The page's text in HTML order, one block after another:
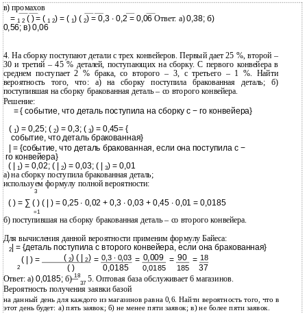
в) промахов
=1 2 ( ) = (1 2) = ( 1) ( 2) = 0,3 ∙ 0,2 = 0,06Ответ: а)0,38; б)
0,56; в) 0,06
4. На сборку поступают детали с трех конвейеров. Первый дает 25 %, второй –
30 и третий – 45 % деталей, поступающих на сборку. С первого конвейера в
среднем поступает 2 % брака, со второго – 3, с третьего – 1 %. Найти
вероятность того, что: а) на сборку поступила бракованная деталь; б)
поступившая на сборку бракованная деталь – со второго конвейера.
Решение:
= { событие, что деталь поступила на сборку с − го конвейера}
(1) = 0,25; ( 2) = 0,3; ( 3) = 0,45= {
событие, что деталь бракованная}
| = {событие, что деталь бракованная, если она поступила с −
го конвейера}
( |1) = 0,02; ( | 2) = 0,03; ( | 3) = 0,01
а) на сборку поступила бракованная деталь;
используем формулу полной вероятности:
3
( ) = ∑ ( ) ( | ) = 0,25 ∙ 0,02 + 0,3 ∙ 0,03 + 0,45 ∙ 0,01 = 0,0185
=1
б) поступившая на сборку бракованная деталь – со второго конвейера.
Для вычисления данной вероятности применим формулу Байеса:
2
| = {деталь поступила с второго конвейера, если она бракованная}
( | ) =
(2) ( |2 ) = 0,3 ∙ 0,03 = 0,009 = 90 = 18
2 ( ) 0,0185 0,0185 185
37
Ответ: а) 0,0185;б)18
37 5. Оптовая база обслуживает 6 магазинов.
Вероятность получения заявки базой
на данный день для каждого из магазинов равна 0,6. Найти вероятность того, что в
этот день будет: а) пять заявок; б) не менее пяти заявок; в) не более пяти заявок.